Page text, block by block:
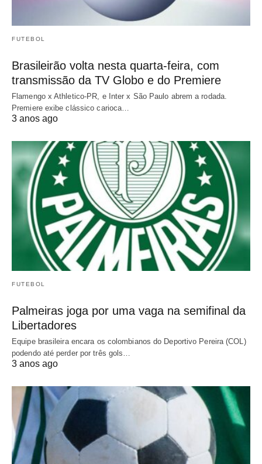
FUTEBOL
Brasileirão volta nesta quarta-feira, com
transmissão da TV Globo e do Premiere
Flamengo x Athletico-PR, e Inter x São Paulo abrem a rodada.
Premiere exibe clássico carioca…
3 anos ago
FUTEBOL
Palmeiras joga por uma vaga na semifinal da
Libertadores
Equipe brasileira encara os colombianos do Deportivo Pereira (COL)
podendo até perder por três gols…
3 anos ago